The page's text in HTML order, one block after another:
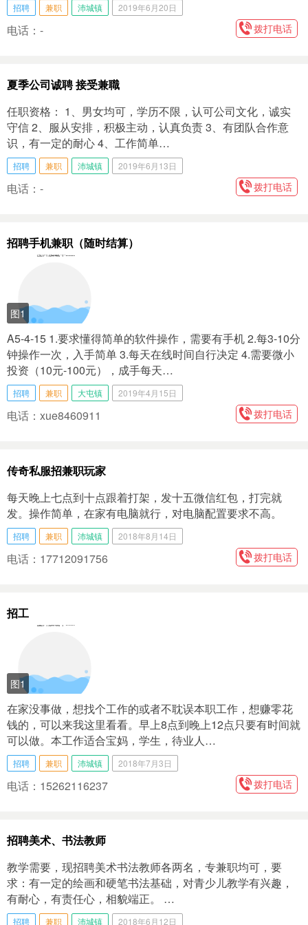
招聘 兼职 沛城镇 2019年6月20日
电话：- 拨打电话
夏季公司诚聘 接受兼職
任职资格： 1、男女均可，学历不限，认可公司文化，诚实
守信 2、服从安排，积极主动，认真负责 3、有团队合作意
识，有一定的耐心 4、工作简单…
招聘 兼职 沛城镇 2019年6月13日
电话：- 拨打电话
招聘手机兼职（随时结算）
图1
A5-4-15 1.要求懂得简单的软件操作，需要有手机 2.每3-10分
钟操作一次，入手简单 3.每天在线时间自行决定 4.需要微小
投资（10元-100元），成手每天…
招聘 兼职 大屯镇 2019年4月15日
电话：xue8460911 拨打电话
传奇私服招兼职玩家
每天晚上七点到十点跟着打架，发十五微信红包，打完就
发。操作简单，在家有电脑就行，对电脑配置要求不高。
招聘 兼职 沛城镇 2018年8月14日
电话：17712091756 拨打电话
招工
图1
在家没事做，想找个工作的或者不耽误本职工作，想赚零花
钱的，可以来我这里看看。早上8点到晚上12点只要有时间就
可以做。本工作适合宝妈，学生，待业人…
招聘 兼职 沛城镇 2018年7月3日
电话：15262116237 拨打电话
招聘美术、书法教师
教学需要，现招聘美术书法教师各两名，专兼职均可，要
求：有一定的绘画和硬笔书法基础，对青少儿教学有兴趣，
有耐心，有责任心，相貌端正。 …
招聘 兼职 沛城镇 2018年6月12日